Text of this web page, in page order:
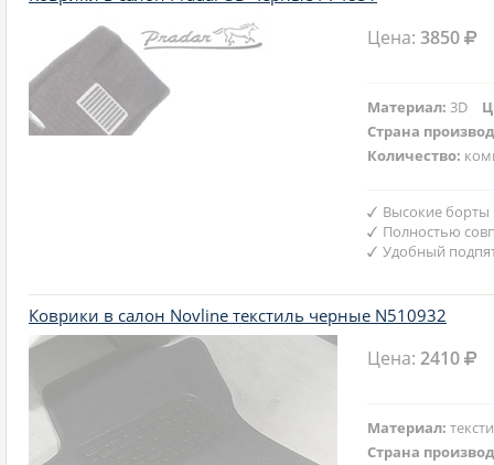
Цена:3850
Материал:3D
Страна
Количество:
Высокие борты
Полностью
Удобный
Коврики в салон Novline текстиль черные N510932
Цена:2410
Материал:
Страна